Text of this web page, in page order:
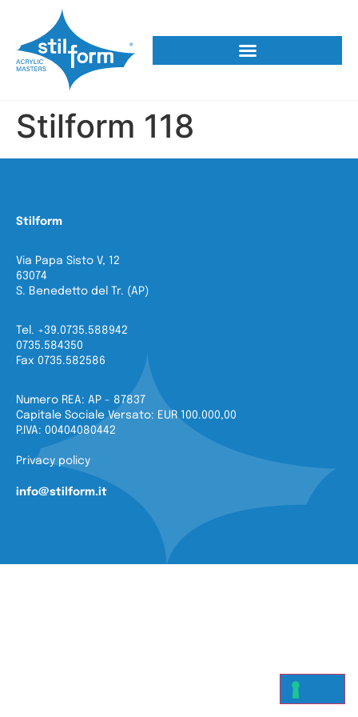
Stilform 118
Stilform
Via Papa Sisto V, 12
63074
S. Benedetto del Tr. (AP)
Tel. +39.0735.588942
0735.584350
Fax 0735.582586
Numero REA: AP - 87837
Capitale Sociale Versato: EUR 100.000,00
P.IVA: 00404080442
Privacy policy
info@stilform.it